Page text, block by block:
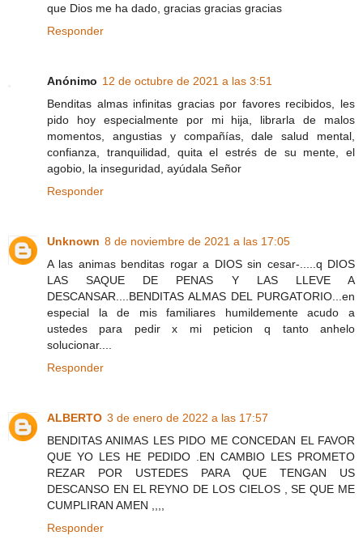
que Dios me ha dado, gracias gracias gracias
Responder
Anónimo 12 de octubre de 2021 a las 3:51
Benditas almas infinitas gracias por favores recibidos, les
pido hoy especialmente por mi hija, librarla de malos
momentos, angustias y compañías, dale salud mental,
confianza, tranquilidad, quita el estrés de su mente, el
agobio, la inseguridad, ayúdala Señor
Responder
Unknown 8 de noviembre de 2021 a las 17:05
A las animas benditas rogar a DIOS sin cesar-.....q DIOS
LAS SAQUE DE PENAS Y LAS LLEVE A
DESCANSAR....BENDITAS ALMAS DEL PURGATORIO...en
especial la de mis familiares humildemente acudo a
ustedes para pedir x mi peticion q tanto anhelo
solucionar....
Responder
ALBERTO 3 de enero de 2022 a las 17:57
BENDITAS ANIMAS LES PIDO ME CONCEDAN EL FAVOR
QUE YO LES HE PEDIDO .EN CAMBIO LES PROMETO
REZAR POR USTEDES PARA QUE TENGAN US
DESCANSO EN EL REYNO DE LOS CIELOS , SE QUE ME
CUMPLIRAN AMEN ,,,,
Responder